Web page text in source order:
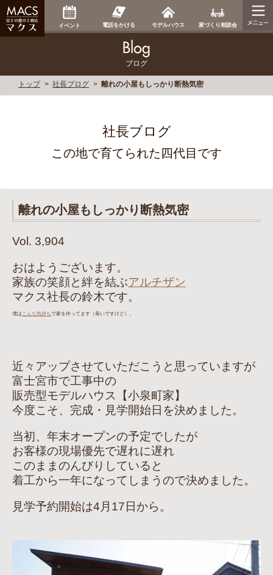
イベント 電話をかける モデルハウス 家づくり相談会
ブログ
トップ 社長ブログ 離れの小屋もしっかり断熱気密
社長ブログ
この地で育てられた四代目です
離れの小屋もしっかり断熱気密
Vol. 3,904
おはようございます。
家族の笑顔と絆を結ぶアルチザン
マクス社長の鈴木です。
僕は こんな気持ちで家を作ってます（長いですけど）。
近々アップさせていただこうと思っていますが
富士宮市で工事中の
販売型モデルハウス【小泉町家】
今度こそ、完成・見学開始日を決めました。
当初、年末オープンの予定でしたが
お客様の現場優先で遅れに遅れ
このままのんびりしていると
着工から一年になってしまうので決めました。
見学予約開始は4月17日から。